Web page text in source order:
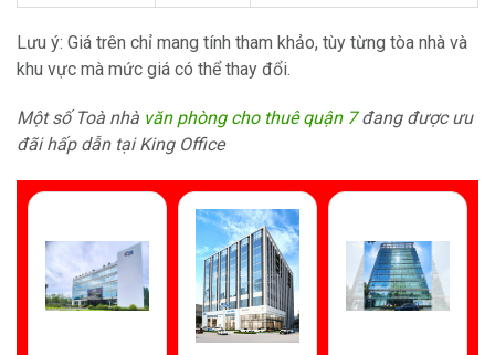
Lưu ý: Giá trên chỉ mang tính tham khảo, tùy từng tòa nhà và
khu vực mà mức giá có thể thay đổi.
Một số Toà nhà văn phòng cho thuê quận 7đang được ưu
đãi hấp dẫn tại King Office